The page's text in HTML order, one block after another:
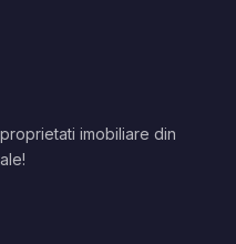
imobiliare din